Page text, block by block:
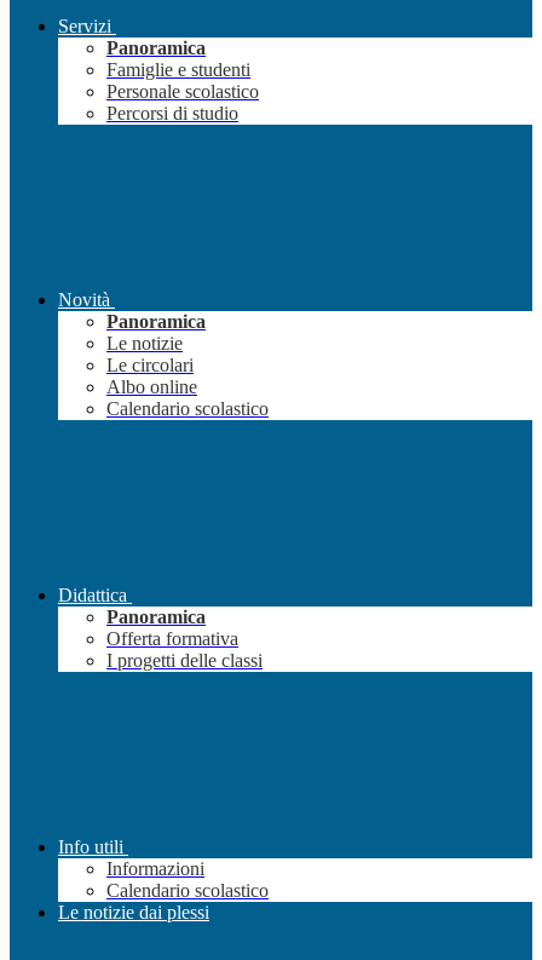
Servizi
Panoramica
Famiglie e studenti
Personale scolastico
Percorsi di studio
Novità
Panoramica
Le notizie
Le circolari
Albo online
Calendario scolastico
Didattica
Panoramica
Offerta formativa
I progetti delle classi
Info utili
Informazioni
Calendario scolastico
Le notizie dai plessi